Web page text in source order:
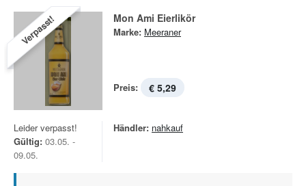
Verpasst! Mon Ami Eierlikör
Marke: Meeraner
Preis: € 5,29
Leider verpasst!
Gültig: 03.05. -
09.05.
Händler: nahkauf